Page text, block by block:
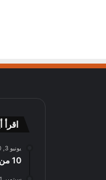
اقرأ
يونيو 3, 2020
10 من افضل الاطعمة لانقاص الوزن